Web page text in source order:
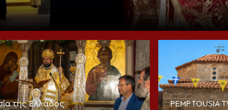
της Ελλάδος PEMPTOUSIA